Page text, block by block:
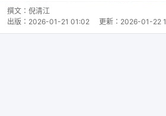
撰文： 倪清江
出版： 2026-01-21 01:02 更新： 2026-01-22